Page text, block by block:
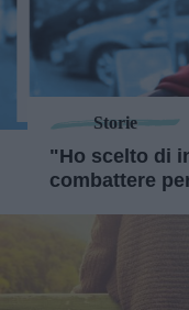
Storie
"Ho scelto di
combattere